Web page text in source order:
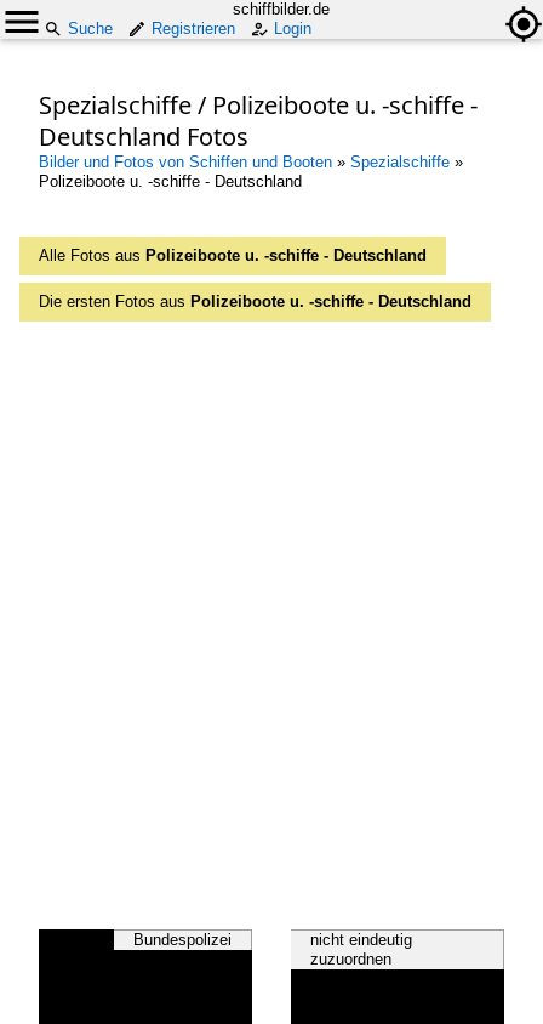
schiffbilder.de
Suche
Registrieren Login
Spezialschiffe / Polizeiboote u. -schiffe -
Deutschland Fotos
Bilder und Fotos von Schiffen und Booten » Spezialschiffe »
Polizeiboote u. -schiffe - Deutschland
Alle Fotos aus Polizeiboote u. -schiffe - Deutschland
Die ersten Fotos aus Polizeiboote u. -schiffe - Deutschland
Bundespolizei
nicht eindeutig
zuzuordnen